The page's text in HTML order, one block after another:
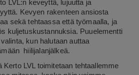
LVL:n keveyttä, lujuutta ja
Kevyen rakenteen ansiosta
sekä tehtaassa että työmaalla, ja
kuljetuskustannuksia. Puuelementti
kun halutaan auttaa
hiilijalanjälkeä.
Kerto LVL toimitetaan tehtaallemme